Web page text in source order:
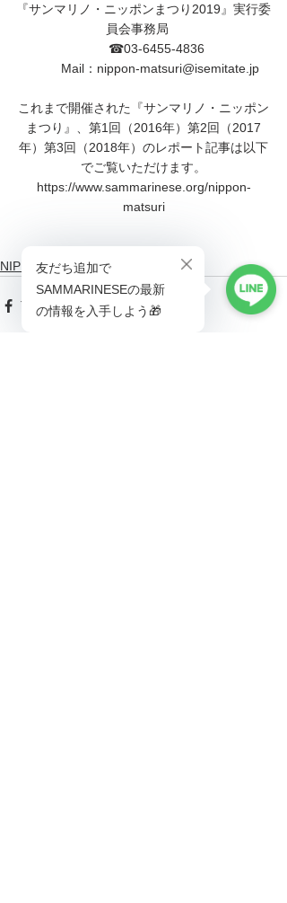
『サンマリノ・ニッポンまつり2019』実行委
員会事務局
☎03-6455-4836
         Mail：nippon-matsuri@isemitate.jp
これまで開催された『サンマリノ・ニッポン
まつり』、第1回（2016年）第2回（2017
年）第3回（2018年）のレポート記事は以下
でご覧いただけます。
https://www.sammarinese.org/nippon-
matsuri
NIPPON MATSURI